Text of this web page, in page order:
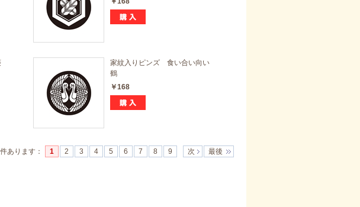
家紋入りピンズ 食い合い向い
鶴
￥168
件あります ： 1 2 3 4 5 6 7 8 9 次 最後